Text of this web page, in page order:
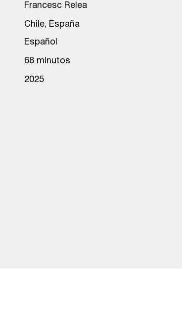
Francesc Relea
Chile, España
Español
68 minutos
2025